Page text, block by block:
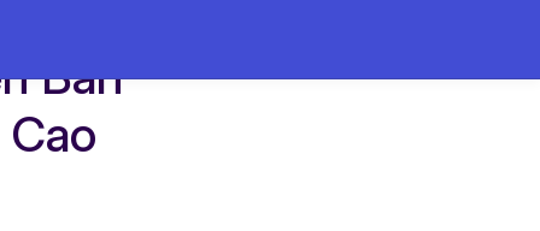
Bàn